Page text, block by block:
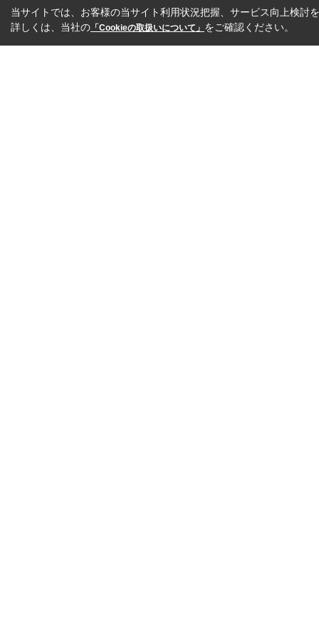
当サイトでは、お客様の当サイト利用状況把握、サービス向上検討
詳しくは、当社の 「Cookieの取扱いについて」 をご確認ください。